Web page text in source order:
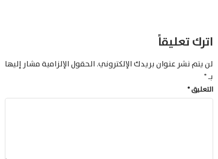
اترك تعليقاً
لن يتم نشر عنوان بريدك الإلكتروني.الحقول الإلزامية مشار إليها
بـ*
التعليق*